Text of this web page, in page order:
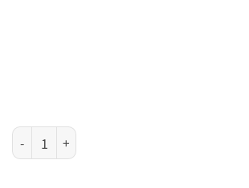
Cross Wanderlust 系列 - Malta 馬爾他海岸原